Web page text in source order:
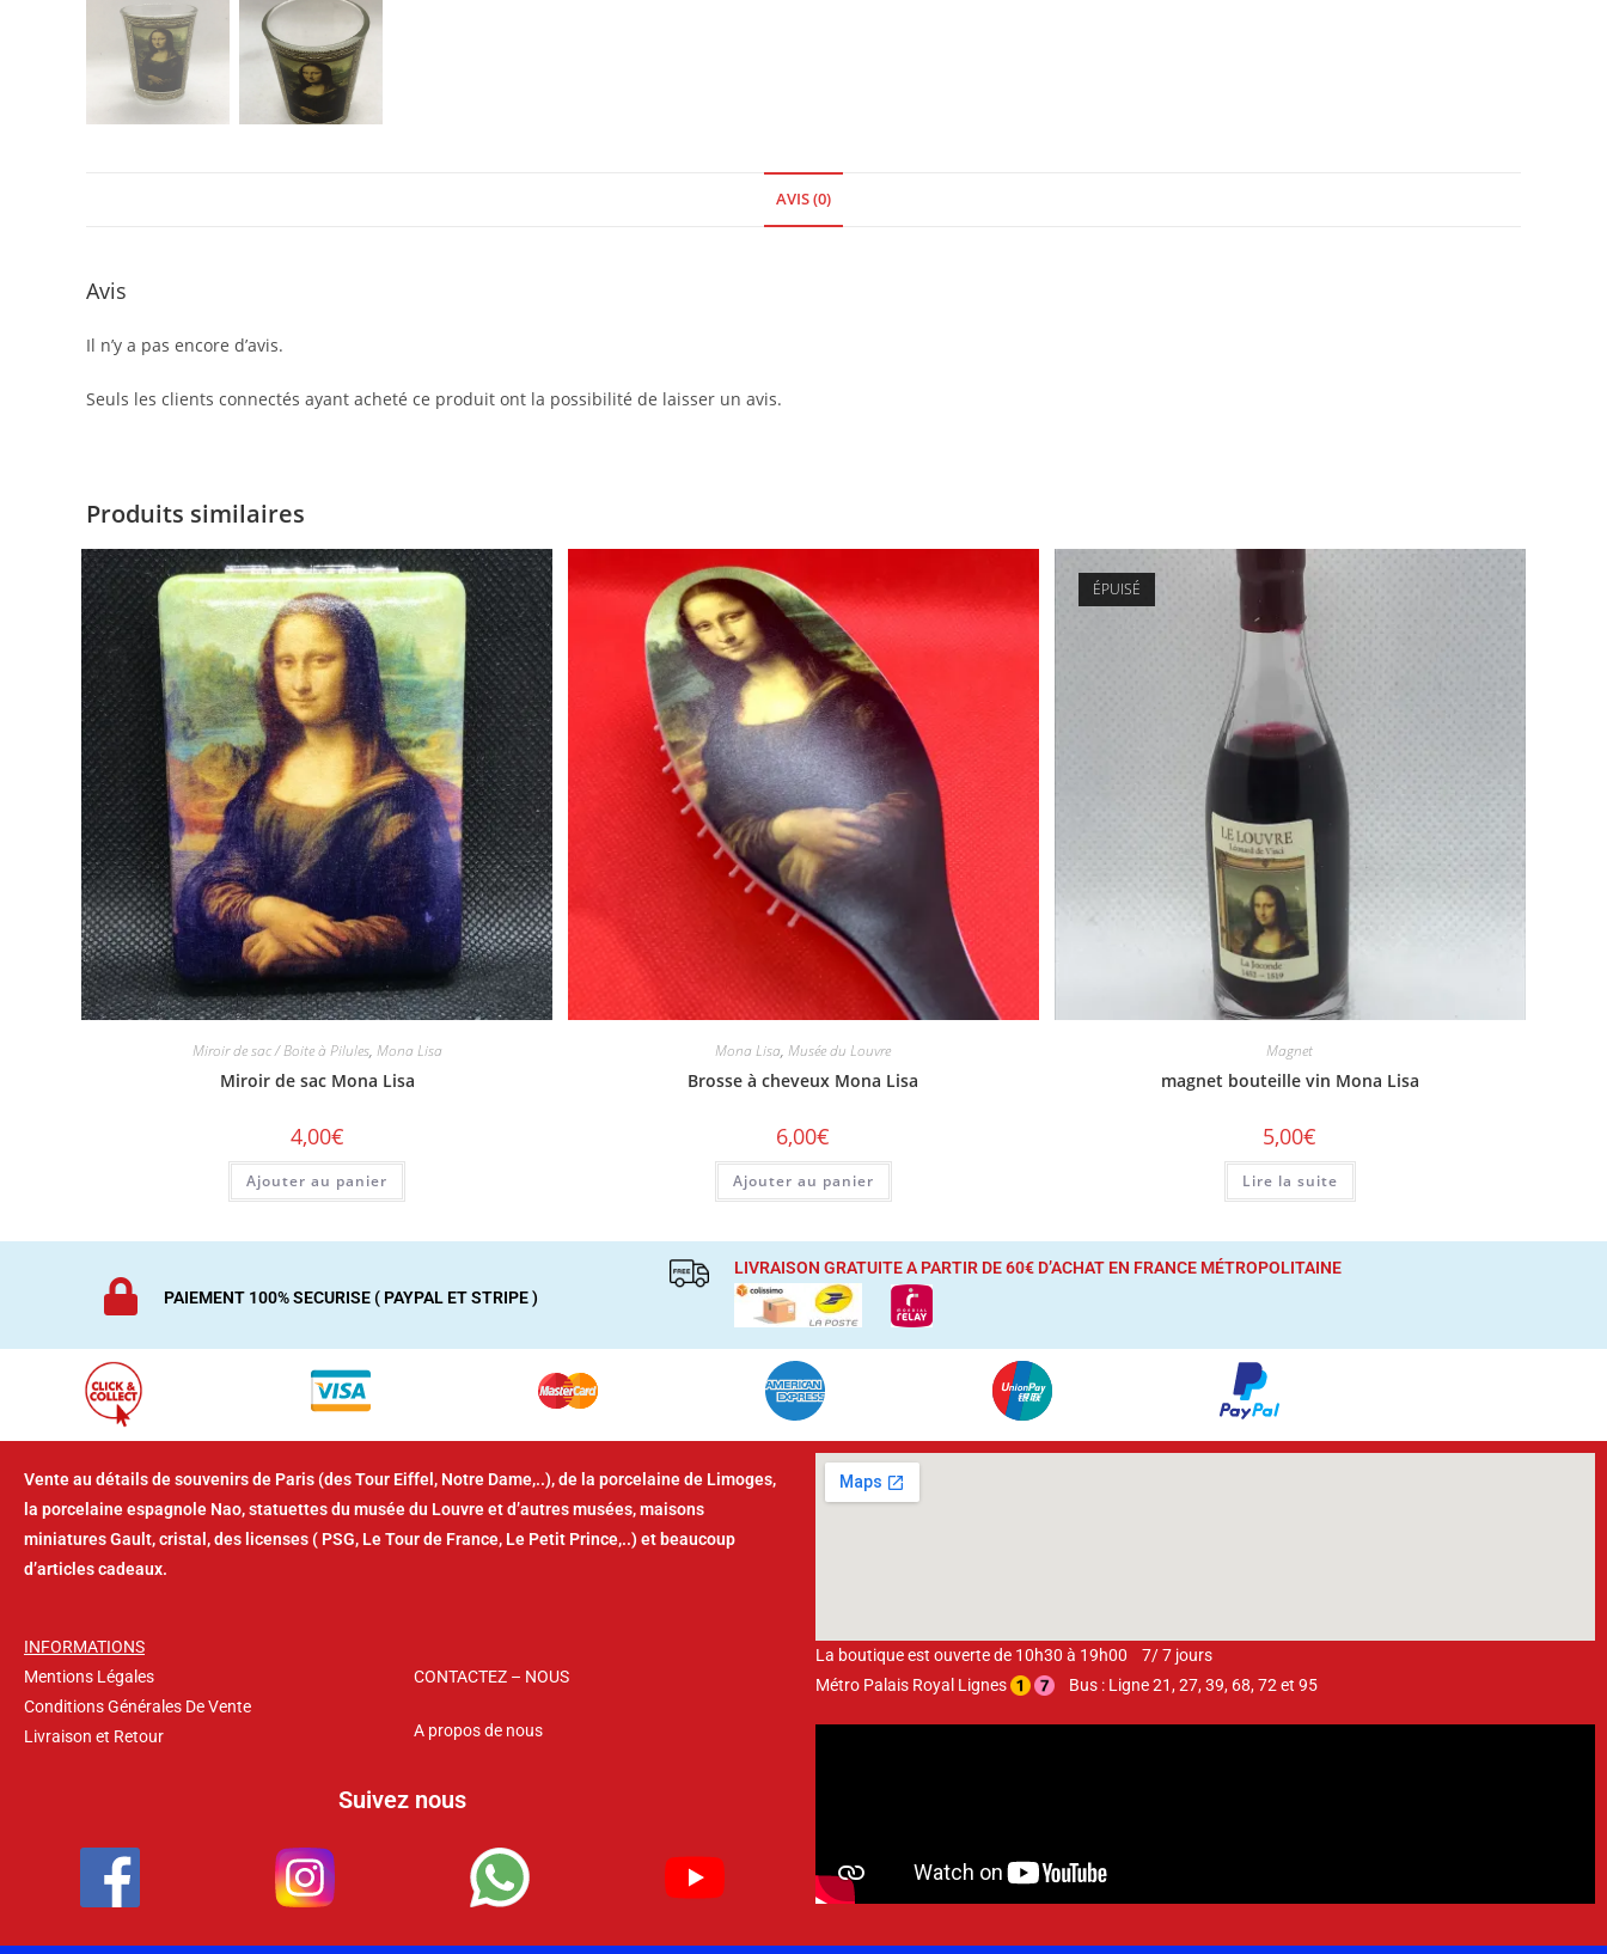
AVIS (0)
Avis
Il n’y a pas encore d’avis.
Seuls les clients connectés ayant acheté ce produit ont la possibilité de laisser un avis.
Produits similaires
Miroir de sac / Boite à Pilules, Mona Lisa
Miroir de sac Mona Lisa
4,00€
Ajouter au panier
Mona Lisa,Musée du Louvre
Brosse à cheveux Mona Lisa
6,00€
Ajouter au panier
ÉPUISÉ
Magnet
magnet bouteille vin Mona Lisa
5,00€
Lire la suite
PAIEMENT 100% SECURISE ( PAYPAL ET STRIPE )
LIVRAISON GRATUITE A PARTIR DE 60€ D’ACHAT EN FRANCE MÉTROPOLITAINE
Vente au détails de souvenirs de Paris (des Tour Eiffel, Notre Dame,..), de la porcelaine de Limoges,
la porcelaine espagnole Nao, statuettes du musée du Louvre et d’autres musées, maisons
miniatures Gault, cristal, des licenses ( PSG, Le Tour de France, Le Petit Prince,..) et beaucoup
d’articles cadeaux.
INFORMATIONS
Mentions Légales
Conditions Générales De Vente
Livraison et Retour
CONTACTEZ – NOUS
A propos de nous
Suivez nous
La boutique est ouverte de 10h30 à 19h00 7/ 7 jours
Métro Palais Royal Lignes
Bus : Ligne 21, 27, 39, 68, 72 et 95